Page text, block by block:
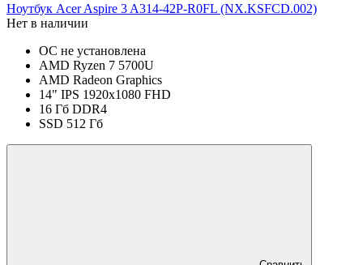
Ноутбук Acer Aspire 3 A314-42P-R0FL (NX.KSFCD.002)
Нет в наличии
ОС не установлена
AMD Ryzen 7 5700U
AMD Radeon Graphics
14" IPS 1920x1080 FHD
16 Гб DDR4
SSD 512 Гб